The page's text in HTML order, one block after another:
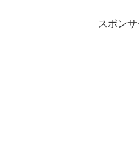
スポン